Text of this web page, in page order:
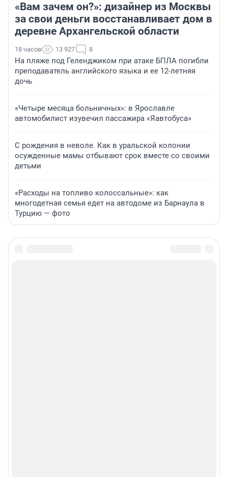
«Вам зачем он?»: дизайнер из Москвы
за свои деньги восстанавливает дом в
деревне Архангельской области
18 часов 13 927 8
На пляже под Геленджиком при атаке БПЛА погибли
преподаватель английского языка и ее 12-летняя
дочь
«Четыре месяца больничных»: в Ярославле
автомобилист изувечил пассажира «Яавтобуса»
С рождения в неволе. Как в уральской колонии
осужденные мамы отбывают срок вместе со своими
детьми
«Расходы на топливо колоссальные»: как
многодетная семья едет на автодоме из Барнаула в
Турцию — фото